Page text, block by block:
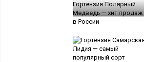
Гортензия Полярный
Медведь — хит продаж
в России